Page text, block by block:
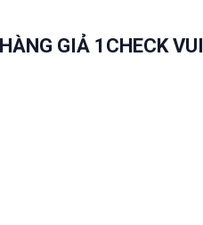
GIẢ 1CHECK VUI